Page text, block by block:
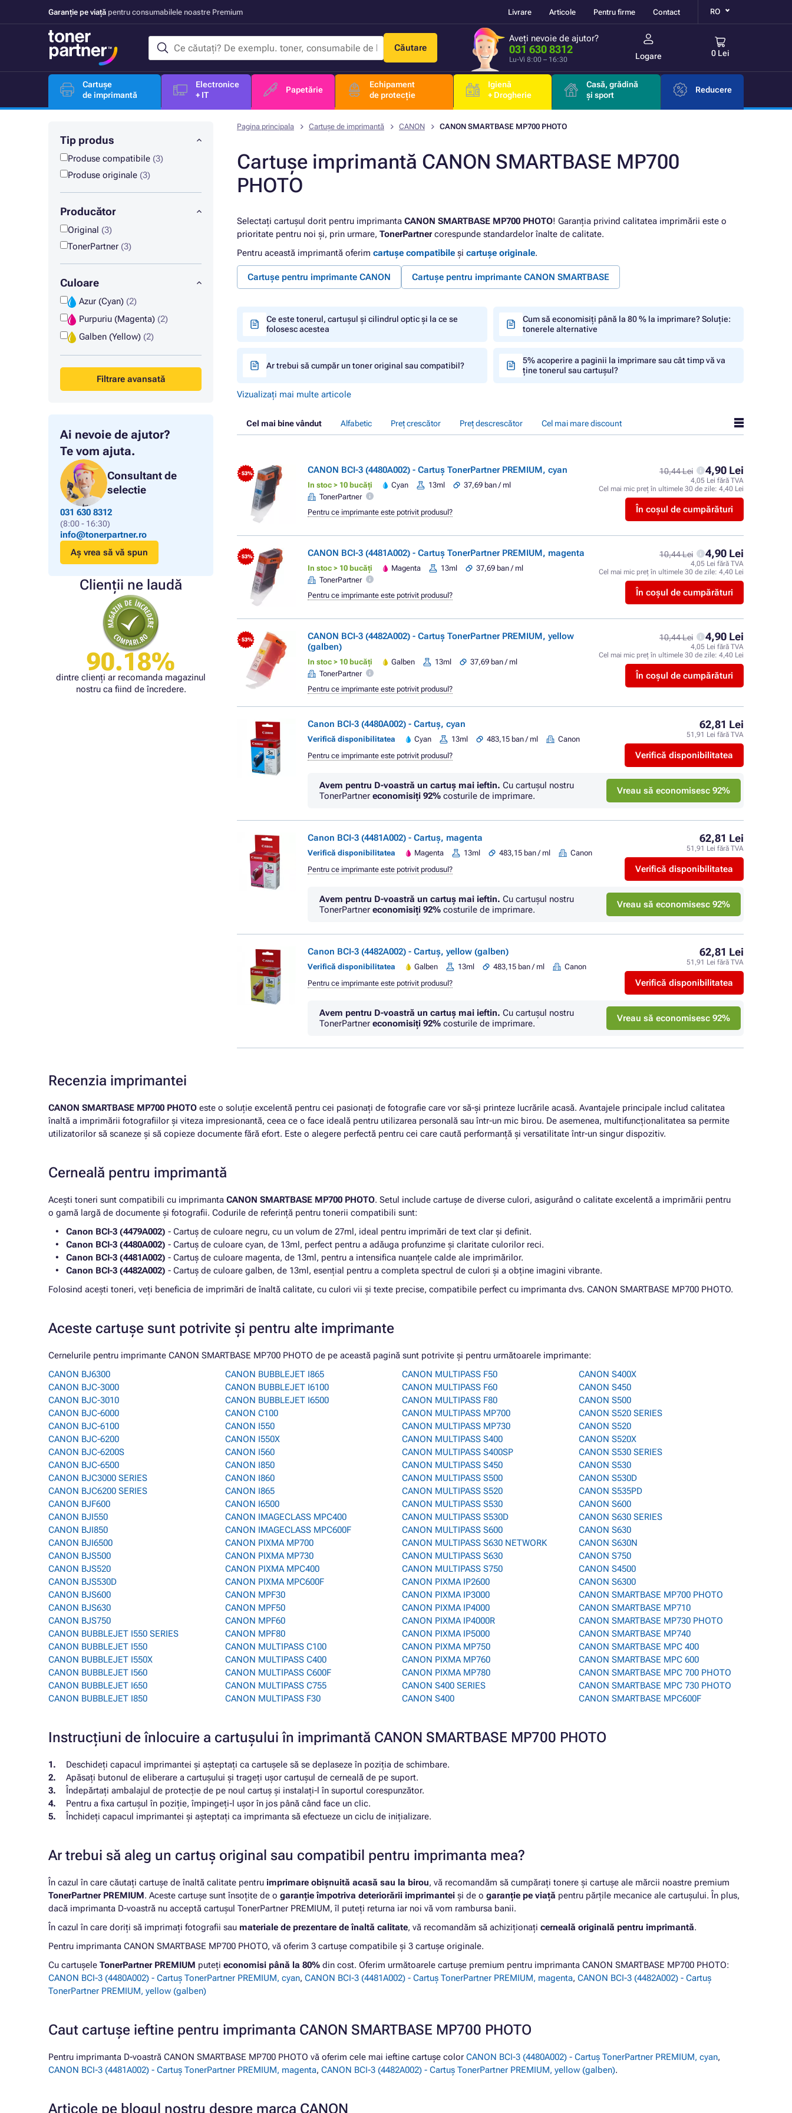
Garanție pe viață pentru consumabilele noastre Premium Livrare Articole Pentru firme Contact RO
Căutare
Aveți nevoie de ajutor?
031 630 8312
Lu-Vi 8:00 – 16:30 Logare 0 Lei
Cartușe
de imprimantă
Electronice
+ IT
Papetărie
Echipament
de protecție
Igienă
+ Drogherie
Casă, grădină
și sport
Reducere
Tip produs
Produse compatibile (3)
Produse originale (3)
Producător
Original (3)
TonerPartner (3)
Culoare
Azur (Cyan) (2)
Purpuriu (Magenta) (2)
Galben (Yellow) (2)
Filtrare avansată
Ai nevoie de ajutor?
Te vom ajuta.
Consultant de
selectie
031 630 8312
(8:00 - 16:30)
info@tonerpartner.ro
Aș vrea să vă spun
Clienții ne laudă
90.18%
dintre clienți ar recomanda magazinul
nostru ca fiind de încredere.
Pagina principala Cartușe de imprimantă CANON CANON SMARTBASE MP700 PHOTO
Cartușe imprimantă CANON SMARTBASE MP700
PHOTO
Selectați cartușul dorit pentru imprimanta CANON SMARTBASE MP700 PHOTO! Garanția privind calitatea imprimării este o
prioritate pentru noi și, prin urmare, TonerPartnercorespunde standardelor înalte de calitate.
Pentru această imprimantă oferim cartușe compatibile și cartușe originale.
Cartușe pentru imprimante CANON Cartușe pentru imprimante CANON SMARTBASE
Ce este tonerul, cartușul și cilindrul optic și la ce se
folosesc acestea
Cum să economisiți până la 80 % la imprimare? Soluție:
tonerele alternative
Ar trebui să cumpăr un toner original sau compatibil?
5% acoperire a paginii la imprimare sau cât timp vă va
ține tonerul sau cartușul?
Vizualizați mai multe articole
Cel mai bine vândut Alfabetic Preț crescător Preț descrescător Cel mai mare discount
- 53% CANON BCI-3 (4480A002) - Cartuș TonerPartner PREMIUM, cyan
In stoc > 10 bucăți Cyan 13ml
37,69 ban / ml
TonerPartner
10,44 Lei 4,90 Lei
4,05 Lei fără TVA
Cel mai mic preț în ultimele 30 de zile: 4,40 Lei
În coșul de cumpărături
Pentru ce imprimante este potrivit produsul?
- 53% CANON BCI-3 (4481A002) - Cartuș TonerPartner PREMIUM, magenta
In stoc > 10 bucăți Magenta 13ml
37,69 ban / ml
TonerPartner
10,44 Lei 4,90 Lei
4,05 Lei fără TVA
Cel mai mic preț în ultimele 30 de zile: 4,40 Lei
În coșul de cumpărături
Pentru ce imprimante este potrivit produsul?
- 53%
CANON BCI-3 (4482A002) - Cartuș TonerPartner PREMIUM, yellow
(galben)
In stoc > 10 bucăți Galben 13ml
37,69 ban / ml
TonerPartner
10,44 Lei 4,90 Lei
4,05 Lei fără TVA
Cel mai mic preț în ultimele 30 de zile: 4,40 Lei
În coșul de cumpărături
Pentru ce imprimante este potrivit produsul?
Canon BCI-3 (4480A002) - Cartuș, cyan
Verifică disponibilitatea Cyan 13ml 483,15 ban / ml Canon
62,81 Lei
51,91 Lei fără TVA
Verifică disponibilitatea
Pentru ce imprimante este potrivit produsul?
Avem pentru D-voastră un cartuș mai ieftin. Cu cartuşul nostru
TonerPartner economisiţi 92% costurile de imprimare. Vreau să economisesc 92%
Canon BCI-3 (4481A002) - Cartuș, magenta
Verifică disponibilitatea Magenta 13ml 483,15 ban / ml Canon
62,81 Lei
51,91 Lei fără TVA
Verifică disponibilitatea
Pentru ce imprimante este potrivit produsul?
Avem pentru D-voastră un cartuș mai ieftin. Cu cartuşul nostru
TonerPartner economisiţi 92% costurile de imprimare. Vreau să economisesc 92%
Canon BCI-3 (4482A002) - Cartuș, yellow (galben)
Verifică disponibilitatea Galben 13ml 483,15 ban / ml Canon
62,81 Lei
51,91 Lei fără TVA
Verifică disponibilitatea
Pentru ce imprimante este potrivit produsul?
Avem pentru D-voastră un cartuș mai ieftin. Cu cartuşul nostru
TonerPartner economisiţi 92% costurile de imprimare. Vreau să economisesc 92%
Recenzia imprimantei
CANON SMARTBASE MP700 PHOTO este o soluție excelentă pentru cei pasionați de fotografie care vor să-și printeze lucrările acasă. Avantajele principale includ calitatea
înaltă a imprimării fotografiilor și viteza impresionantă, ceea ce o face ideală pentru utilizarea personală sau într-un mic birou. De asemenea, multifuncționalitatea sa permite
utilizatorilor să scaneze și să copieze documente fără efort. Este o alegere perfectă pentru cei care caută performanță și versatilitate într-un singur dispozitiv.
Cerneală pentru imprimantă
Acești toneri sunt compatibili cu imprimanta CANON SMARTBASE MP700 PHOTO. Setul include cartușe de diverse culori, asigurând o calitate excelentă a imprimării pentru
o gamă largă de documente și fotografii. Codurile de referință pentru tonerii compatibili sunt:
Canon BCI-3 (4479A002) - Cartuș de culoare negru, cu un volum de 27ml, ideal pentru imprimări de text clar și definit.
Canon BCI-3 (4480A002) - Cartuș de culoare cyan, de 13ml, perfect pentru a adăuga profunzime și claritate culorilor reci.
Canon BCI-3 (4481A002) - Cartuș de culoare magenta, de 13ml, pentru a intensifica nuanțele calde ale imprimărilor.
Canon BCI-3 (4482A002) - Cartuș de culoare galben, de 13ml, esențial pentru a completa spectrul de culori și a obține imagini vibrante.
Folosind acești toneri, veți beneficia de imprimări de înaltă calitate, cu culori vii și texte precise, compatibile perfect cu imprimanta dvs. CANON SMARTBASE MP700 PHOTO.
Aceste cartușe sunt potrivite și pentru alte imprimante
Cernelurile pentru imprimante CANON SMARTBASE MP700 PHOTO de pe această pagină sunt potrivite și pentru următoarele imprimante:
CANON BJ6300
CANON BJC-3000
CANON BJC-3010
CANON BJC-6000
CANON BJC-6100
CANON BJC-6200
CANON BJC-6200S
CANON BJC-6500
CANON BJC3000 SERIES
CANON BJC6200 SERIES
CANON BJF600
CANON BJI550
CANON BJI850
CANON BJI6500
CANON BJS500
CANON BJS520
CANON BJS530D
CANON BJS600
CANON BJS630
CANON BJS750
CANON BUBBLEJET I550 SERIES
CANON BUBBLEJET I550
CANON BUBBLEJET I550X
CANON BUBBLEJET I560
CANON BUBBLEJET I650
CANON BUBBLEJET I850
CANON BUBBLEJET I865
CANON BUBBLEJET I6100
CANON BUBBLEJET I6500
CANON C100
CANON I550
CANON I550X
CANON I560
CANON I850
CANON I860
CANON I865
CANON I6500
CANON IMAGECLASS MPC400
CANON IMAGECLASS MPC600F
CANON PIXMA MP700
CANON PIXMA MP730
CANON PIXMA MPC400
CANON PIXMA MPC600F
CANON MPF30
CANON MPF50
CANON MPF60
CANON MPF80
CANON MULTIPASS C100
CANON MULTIPASS C400
CANON MULTIPASS C600F
CANON MULTIPASS C755
CANON MULTIPASS F30
CANON MULTIPASS F50
CANON MULTIPASS F60
CANON MULTIPASS F80
CANON MULTIPASS MP700
CANON MULTIPASS MP730
CANON MULTIPASS S400
CANON MULTIPASS S400SP
CANON MULTIPASS S450
CANON MULTIPASS S500
CANON MULTIPASS S520
CANON MULTIPASS S530
CANON MULTIPASS S530D
CANON MULTIPASS S600
CANON MULTIPASS S630 NETWORK
CANON MULTIPASS S630
CANON MULTIPASS S750
CANON PIXMA IP2600
CANON PIXMA IP3000
CANON PIXMA IP4000
CANON PIXMA IP4000R
CANON PIXMA IP5000
CANON PIXMA MP750
CANON PIXMA MP760
CANON PIXMA MP780
CANON S400 SERIES
CANON S400
CANON S400X
CANON S450
CANON S500
CANON S520 SERIES
CANON S520
CANON S520X
CANON S530 SERIES
CANON S530
CANON S530D
CANON S535PD
CANON S600
CANON S630 SERIES
CANON S630
CANON S630N
CANON S750
CANON S4500
CANON S6300
CANON SMARTBASE MP700 PHOTO
CANON SMARTBASE MP710
CANON SMARTBASE MP730 PHOTO
CANON SMARTBASE MP740
CANON SMARTBASE MPC 400
CANON SMARTBASE MPC 600
CANON SMARTBASE MPC 700 PHOTO
CANON SMARTBASE MPC 730 PHOTO
CANON SMARTBASE MPC600F
Instrucțiuni de înlocuire a cartușului în imprimantă CANON SMARTBASE MP700 PHOTO
Deschideți capacul imprimantei și așteptați ca cartușele să se deplaseze în poziția de schimbare.
Apăsați butonul de eliberare a cartușului și trageți ușor cartușul de cerneală de pe suport.
Îndepărtați ambalajul de protecție de pe noul cartuș și instalați-l în suportul corespunzător.
Pentru a fixa cartușul în poziție, împingeți-l ușor în jos până când face un clic.
Închideți capacul imprimantei și așteptați ca imprimanta să efectueze un ciclu de inițializare.
Ar trebui să aleg un cartuș original sau compatibil pentru imprimanta mea?
În cazul în care căutați cartușe de înaltă calitate pentru imprimare obișnuită acasă sau la birou, vă recomandăm să cumpărați tonere și cartușe ale mărcii noastre premium
TonerPartner PREMIUM. Aceste cartușe sunt însoțite de o garanție împotriva deteriorării imprimantei și de o garanție pe viață pentru părțile mecanice ale cartușului. În plus,
dacă imprimanta D-voastră nu acceptă cartușul TonerPartner PREMIUM, îl puteți returna iar noi vă vom rambursa banii.
În cazul în care doriți să imprimați fotografii sau materiale de prezentare de înaltă calitate, vă recomandăm să achiziționați cerneală originală pentru imprimantă.
Pentru imprimanta CANON SMARTBASE MP700 PHOTO, vă oferim 3 cartușe compatibile și 3 cartușe originale.
Cu cartușele TonerPartner PREMIUM puteți economisi până la 80% din cost. Oferim următoarele cartușe premium pentru imprimanta CANON SMARTBASE MP700 PHOTO:
CANON BCI-3 (4480A002) - Cartuș TonerPartner PREMIUM, cyan, CANON BCI-3 (4481A002) - Cartuș TonerPartner PREMIUM, magenta, CANON BCI-3 (4482A002) - Cartuș
TonerPartner PREMIUM, yellow (galben)
Caut cartușe ieftine pentru imprimanta CANON SMARTBASE MP700 PHOTO
Pentru imprimanta D-voastră CANON SMARTBASE MP700 PHOTO vă oferim cele mai ieftine cartușe color CANON BCI-3 (4480A002) - Cartuș TonerPartner PREMIUM, cyan,
CANON BCI-3 (4481A002) - Cartuș TonerPartner PREMIUM, magenta, CANON BCI-3 (4482A002) - Cartuș TonerPartner PREMIUM, yellow (galben).
Articole pe blogul nostru despre marca CANON